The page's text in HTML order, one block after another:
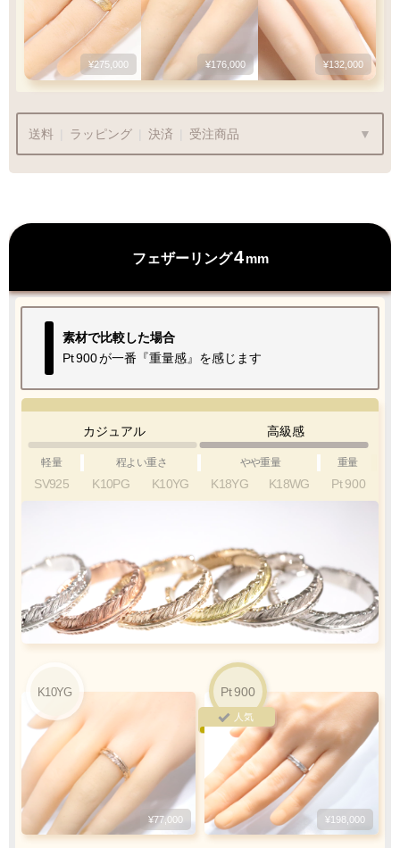
¥275,000 ¥176,000 ¥132,000
送料 ラッピング 決済 受注商品
ラッピングも承っております
プレゼント用でも安心してご利用いただけます
Q&A
ラッピング
お届けします
Q&A
ご利用回数
ご利用限度額
1回のお買い物
¥300,000迄
銀行振込
ご注文完了後、メールに記載の指定口座へ
『
5日以内 』にお振込をお願い致します
振込手数料
お客様ご負担で
お願い致します
フェザーリング4mm
素材で比較した場合
Pt900が一番『重量感』を感じます
カジュアル 高級感
軽量 程よい重さ やや重量 重量
SV925 K10PG K10YG K18YG K18WG Pt 900
K10YG
¥77,000
Pt900
人気
¥198,000